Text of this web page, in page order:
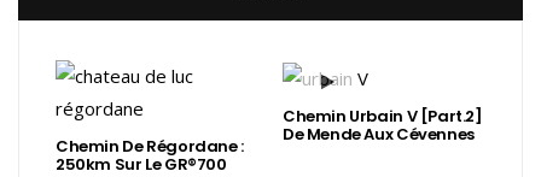
Chemin De Régordane :
250km Sur Le GR®700
Chemin Urbain V [Part.2]
De Mende Aux Cévennes